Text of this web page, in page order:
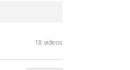
18 videos